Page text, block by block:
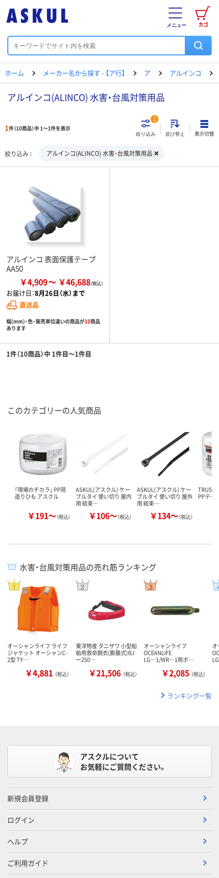
カゴ
メニュー
ホーム メーカー名から探す - 【ア行】 ア アルインコ
アルインコ(ALINCO) 水害・台風対策用品
1件（10商品）中 1～1件を表示
絞り込み
1
並び替え 表示切替
絞り込み アルインコ(ALINCO) 水害・台風対策用品
アルインコ 表面保護テープ
AA50
￥4,909 ￥46,688
お届け日：8月26日（水）まで
直送品
幅(mm)・色・販売単位違いの商品が10商品
あります
1件（10商品）中 1件目～1件目
このカテゴリーの人気商品
「現場のチカラ」 PP荷
造りひも アスクル
￥191～（税込）
ASKUL(アスクル) ケー
ブルタイ 使い切り 屋内
用 結束…
￥106～（税込）
ASKUL(アスクル) ケー
ブルタイ 使い切り 屋外
用 結束…
￥134～（税込）
PPテー
水害・台風対策用品の売れ筋ランキング
オーシャンライフ ライフ
ジャケット オーシャンC-
2型 TY…
￥4,881 （税込）
東洋物産 タニザワ 小型船
舶用救命胴衣(膨脹式)BJ
ー250…
￥21,506 （税込）
オーシャンライフ
OCEANLIFE
LG―1/WR―1用ボ…
￥2,085 （税込）
ランキング一覧
アスクルについて
お気軽にご質問ください。
新規会員登録
ログイン
ヘルプ
ご利用ガイド